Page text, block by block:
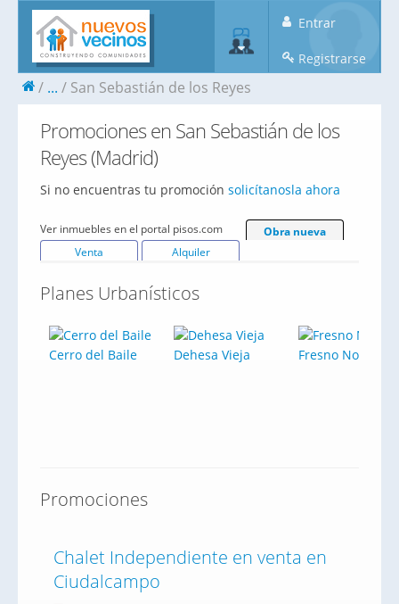
Entrar
Registrarse
... San Sebastián de los Reyes
Promociones en San Sebastián de los
Reyes (Madrid)
Si no encuentras tu promoción solicítanosla ahora
Ver inmuebles en el portal pisos.com
Obra nueva
Venta
Alquiler
Planes Urbanísticos
Cerro del Baile Dehesa Vieja Fresno Norte
Promociones
Chalet Independiente en venta en
Ciudalcampo